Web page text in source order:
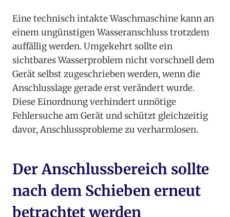
Eine technisch intakte Waschmaschine kann an
einem ungünstigen Wasseranschluss trotzdem
auffällig werden. Umgekehrt sollte ein
sichtbares Wasserproblem nicht vorschnell dem
Gerät selbst zugeschrieben werden, wenn die
Anschlusslage gerade erst verändert wurde.
Diese Einordnung verhindert unnötige
Fehlersuche am Gerät und schützt gleichzeitig
davor, Anschlussprobleme zu verharmlosen.
Der Anschlussbereich sollte
nach dem Schieben erneut
betrachtet werden